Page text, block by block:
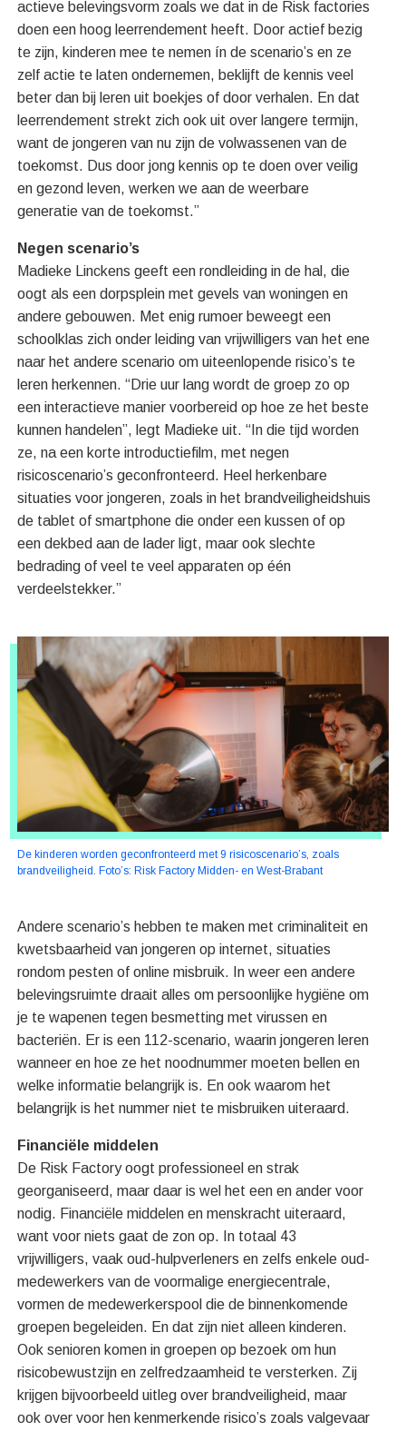
actieve belevingsvorm zoals we dat in de Risk factories
doen een hoog leerrendement heeft. Door actief bezig
te zijn, kinderen mee te nemen ín de scenario’s en ze
zelf actie te laten ondernemen, beklijft de kennis veel
beter dan bij leren uit boekjes of door verhalen. En dat
leerrendement strekt zich ook uit over langere termijn,
want de jongeren van nu zijn de volwassenen van de
toekomst. Dus door jong kennis op te doen over veilig
en gezond leven, werken we aan de weerbare
generatie van de toekomst.”
Negen scenario’s
Madieke Linckens geeft een rondleiding in de hal, die
oogt als een dorpsplein met gevels van woningen en
andere gebouwen. Met enig rumoer beweegt een
schoolklas zich onder leiding van vrijwilligers van het ene
naar het andere scenario om uiteenlopende risico’s te
leren herkennen. “Drie uur lang wordt de groep zo op
een interactieve manier voorbereid op hoe ze het beste
kunnen handelen”, legt Madieke uit. “In die tijd worden
ze, na een korte introductiefilm, met negen
risicoscenario’s geconfronteerd. Heel herkenbare
situaties voor jongeren, zoals in het brandveiligheidshuis
de tablet of smartphone die onder een kussen of op
een dekbed aan de lader ligt, maar ook slechte
bedrading of veel te veel apparaten op één
verdeelstekker.”
De kinderen worden geconfronteerd met 9 risicoscenario’s, zoals
brandveiligheid. Foto’s: Risk Factory Midden- en West-Brabant
Andere scenario’s hebben te maken met criminaliteit en
kwetsbaarheid van jongeren op internet, situaties
rondom pesten of online misbruik. In weer een andere
belevingsruimte draait alles om persoonlijke hygiëne om
je te wapenen tegen besmetting met virussen en
bacteriën. Er is een 112-scenario, waarin jongeren leren
wanneer en hoe ze het noodnummer moeten bellen en
welke informatie belangrijk is. En ook waarom het
belangrijk is het nummer niet te misbruiken uiteraard.
Financiële middelen
De Risk Factory oogt professioneel en strak
georganiseerd, maar daar is wel het een en ander voor
nodig. Financiële middelen en menskracht uiteraard,
want voor niets gaat de zon op. In totaal 43
vrijwilligers, vaak oud-hulpverleners en zelfs enkele oud-
medewerkers van de voormalige energiecentrale,
vormen de medewerkerspool die de binnenkomende
groepen begeleiden. En dat zijn niet alleen kinderen.
Ook senioren komen in groepen op bezoek om hun
risicobewustzijn en zelfredzaamheid te versterken. Zij
krijgen bijvoorbeeld uitleg over brandveiligheid, maar
ook over voor hen kenmerkende risico’s zoals valgevaar